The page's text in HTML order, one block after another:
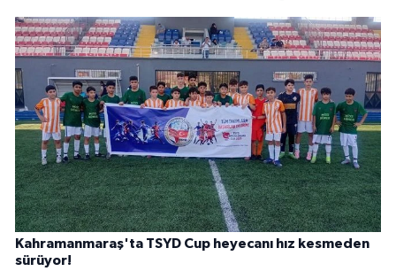
Kahramanmaraş'ta TSYD Cup heyecanı hız kesmeden
sürüyor!